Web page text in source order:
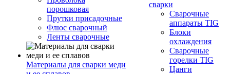
порошковая
Прутки присадочные
Флюс сварочный
Ленты сварочные
Материалы для сварки меди
сварки
Сварочные
аппараты TIG
Блоки
охлаждения
Сварочные
горелки TIG
Цанги